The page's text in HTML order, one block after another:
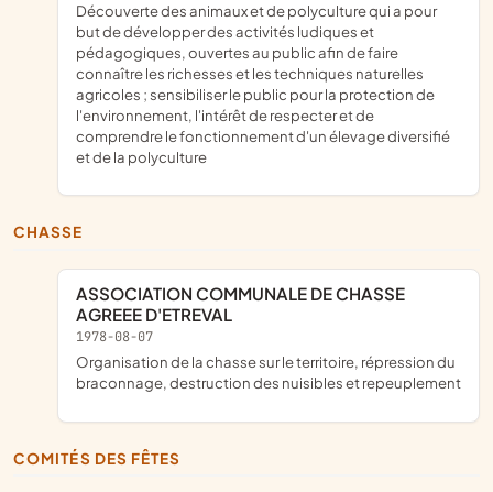
découverte des animaux et de polyculture qui a pour
but de développer des activités ludiques et
pédagogiques, ouvertes au public afin de faire
connaître les richesses et les techniques naturelles
agricoles ; sensibiliser le public pour la protection de
l'environnement, l'intérêt de respecter et de
comprendre le fonctionnement d'un élevage diversifié
et de la polyculture
CHASSE
ASSOCIATION COMMUNALE DE CHASSE
AGREEE D'ETREVAL
1978-08-07
organisation de la chasse sur le territoire, répression du
braconnage, destruction des nuisibles et repeuplement
COMITÉS DES FÊTES